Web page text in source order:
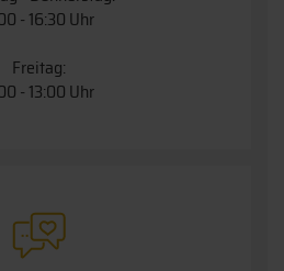
- 16:30 Uhr
Freitag:
- 13:00 Uhr